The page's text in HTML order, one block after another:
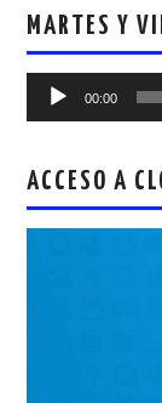
MARTES Y
Reproductor
00:00
ACCESO A